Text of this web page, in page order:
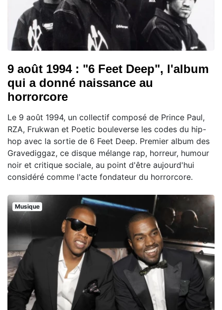
9 août 1994 : "6 Feet Deep", l'album
qui a donné naissance au
horrorcore
Le 9 août 1994, un collectif composé de Prince Paul,
RZA, Frukwan et Poetic bouleverse les codes du hip-
hop avec la sortie de 6 Feet Deep. Premier album des
Gravediggaz, ce disque mélange rap, horreur, humour
noir et critique sociale, au point d'être aujourd'hui
considéré comme l'acte fondateur du horrorcore.
Musique